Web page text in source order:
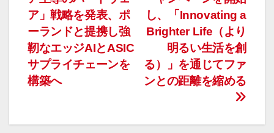
ナ
ビ
ゲ
ー
シ
し、「Innovating a
Brighter Life（より
明るい生活を創
る）」を通じてファ
ンとの距離を縮める
ア」戦略を発表、ポ
ーランドと提携し強
靭なエッジAIとASIC
サプライチェーンを
構築へ